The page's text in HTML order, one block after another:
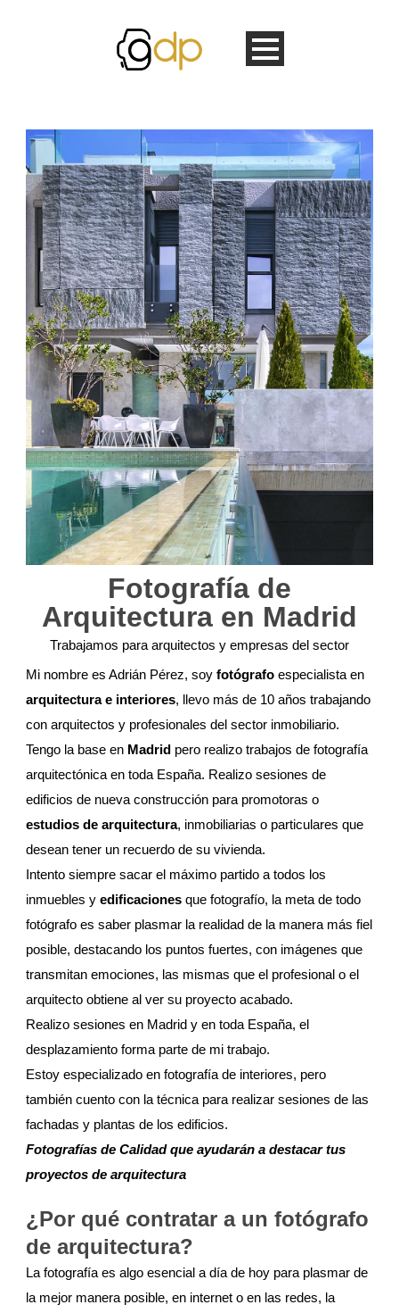
Fotografía de
Arquitectura en Madrid
Trabajamos para arquitectos y empresas del sector
Mi nombre es Adrián Pérez, soy fotógrafo especialista en
arquitectura e interiores, llevo más de 10 años trabajando
con arquitectos y profesionales del sector inmobiliario.
Tengo la base en Madrid pero realizo trabajos de fotografía
arquitectónica en toda España. Realizo sesiones de
edificios de nueva construcción para promotoras o
estudios de arquitectura, inmobiliarias o particulares que
desean tener un recuerdo de su vivienda.
Intento siempre sacar el máximo partido a todos los
inmuebles y edificaciones que fotografío, la meta de todo
fotógrafo es saber plasmar la realidad de la manera más fiel
posible, destacando los puntos fuertes, con imágenes que
transmitan emociones, las mismas que el profesional o el
arquitecto obtiene al ver su proyecto acabado.
Realizo sesiones en Madrid y en toda España, el
desplazamiento forma parte de mi trabajo.
Estoy especializado en fotografía de interiores, pero
también cuento con la técnica para realizar sesiones de las
fachadas y plantas de los edificios.
Fotografías de Calidad que ayudarán a destacar tus
proyectos de arquitectura
¿Por qué contratar a un fotógrafo
de arquitectura?
La fotografía es algo esencial a día de hoy para plasmar de
la mejor manera posible, en internet o en las redes, la